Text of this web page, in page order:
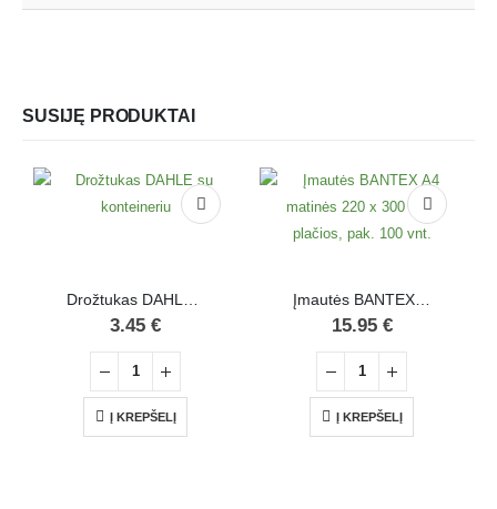
SUSIJĘ PRODUKTAI
3.45 €
Į KREPŠELĮ
15.95 €
Į KREPŠELĮ